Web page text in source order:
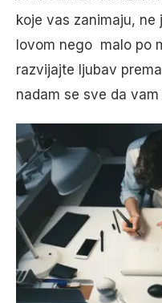
koje vas zanimaju, ne
lovom nego malo po
razvijajte ljubav
nadam se sve da